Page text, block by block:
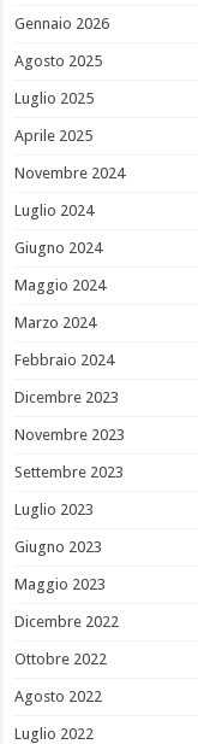
Gennaio 2026
Agosto 2025
Luglio 2025
Aprile 2025
Novembre 2024
Luglio 2024
Giugno 2024
Maggio 2024
Marzo 2024
Febbraio 2024
Dicembre 2023
Novembre 2023
Settembre 2023
Luglio 2023
Giugno 2023
Maggio 2023
Dicembre 2022
Ottobre 2022
Agosto 2022
Luglio 2022